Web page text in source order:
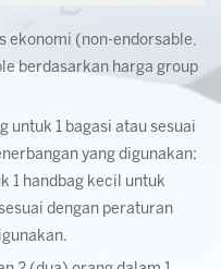
ekonomi (non-endorsable,
berdasarkan harga group
untuk 1 bagasi atau sesuai
yang digunakan;
1 handbag kecil untuk
dengan peraturan